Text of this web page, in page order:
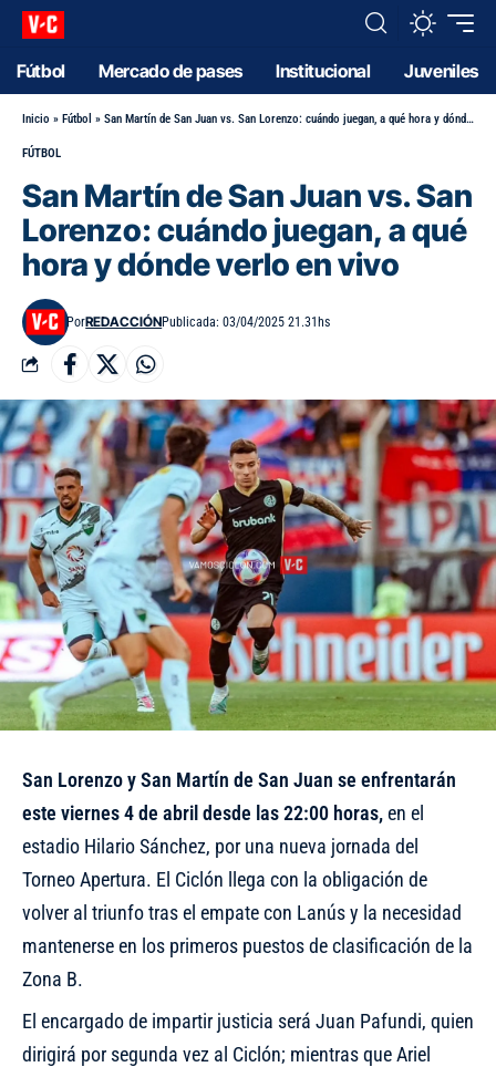
Fútbol Mercado de pases Institucional Juveniles
Inicio » Fútbol » San Martín de San Juan vs. San Lorenzo: cuándo juegan, a qué hora y dónde verlo en vivo
FÚTBOL
San Martín de San Juan vs. San
Lorenzo: cuándo juegan, a qué
hora y dónde verlo en vivo
PorREDACCIÓNPublicada: 03/04/2025 21.31hs
San Lorenzo y San Martín de San Juan se enfrentarán
este viernes 4 de abril desde las 22:00 horas,en el
estadio Hilario Sánchez, por una nueva jornada del
Torneo Apertura. El Ciclón llega con la obligación de
volver al triunfo tras el empate con Lanús y la necesidad
mantenerse en los primeros puestos de clasificación de la
Zona B.
El encargado de impartir justicia será Juan Pafundi, quien
dirigirá por segunda vez al Ciclón; mientras que Ariel